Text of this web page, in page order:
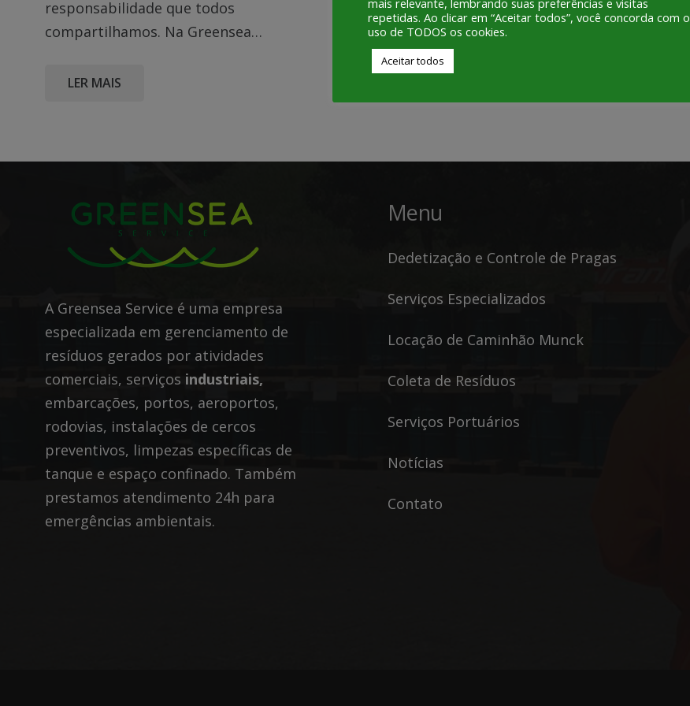
responsabilidade que todos
compartilhamos. Na Greensea…
LER MAIS
A Greensea Service é uma empresa
especializada em gerenciamento de
resíduos gerados por atividades
comerciais, serviços industriais,
embarcações, portos, aeroportos,
rodovias, instalações de cercos
preventivos, limpezas específicas de
tanque e espaço confinado. Também
prestamos atendimento 24h para
emergências ambientais.
Menu
Dedetização e Controle de Pragas
Serviços Especializados
Locação de Caminhão Munck
Coleta de Resíduos
Serviços Portuários
Notícias
Contato
mais relevante, lembrando suas preferências e visitas
repetidas. Ao clicar em “Aceitar todos”, você concorda com o
uso de TODOS os cookies.
Aceitar todos